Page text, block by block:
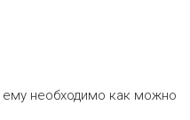
необходимо как можно